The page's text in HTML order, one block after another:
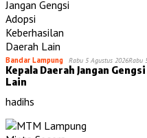
Bandar Lampung Rabu 5 Agustus 2026Rabu
Kepala Daerah Jangan
Lain
hadihs